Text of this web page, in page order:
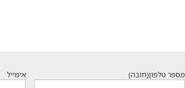
מספר טלפון(חובה) אימייל